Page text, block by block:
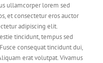
ullamcorper lorem sed
et consectetur eros auctor
adipiscing elit.
tincidunt, tempus sed
consequat tincidunt dui,
erat volutpat. Vivamus